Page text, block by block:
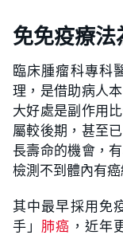
免免疫療
臨床腫瘤科專科
理，是借助病人
大好處是副作用
屬較後期，甚至
長壽命的機會，
檢測不到體內有癌
其中最早採用免
手」 肺癌 ，近年